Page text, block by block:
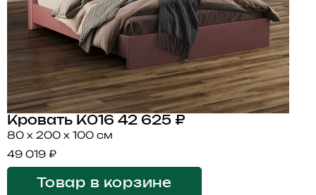
Кровать K016 42 625 ₽
80 x 200 x 100 см
49 019 ₽
Товар в корзине